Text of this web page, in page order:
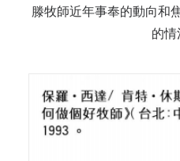
滕牧師近年事奉的動向和
的情